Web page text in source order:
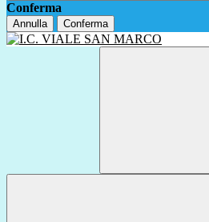
Conferma
Annulla Conferma